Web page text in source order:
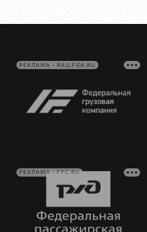
РЕКЛАМА • RAILFGK.RU
РЕКЛАМА • FPC.RU